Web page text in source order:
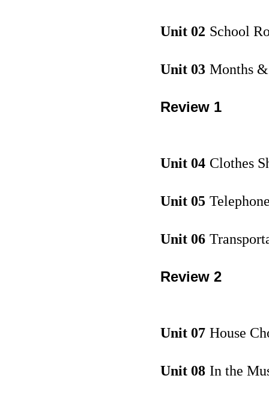
Unit 02 School
Unit 03 Months
Review 1
Unit 04 Clothes
Unit 05
Unit 06
Review 2
Unit 07 House
Unit 08 In the